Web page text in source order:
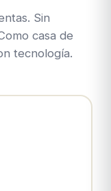
Sin
casa de
tecnología.